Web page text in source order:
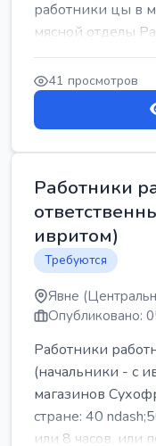
работники цы в
мясной отделы
41 просмотров
Работники
ивритом)
Требуются
Явне
Опубликовано:
Работники
(начальники - с
магазинов
стране: 40
или 8 часов, или